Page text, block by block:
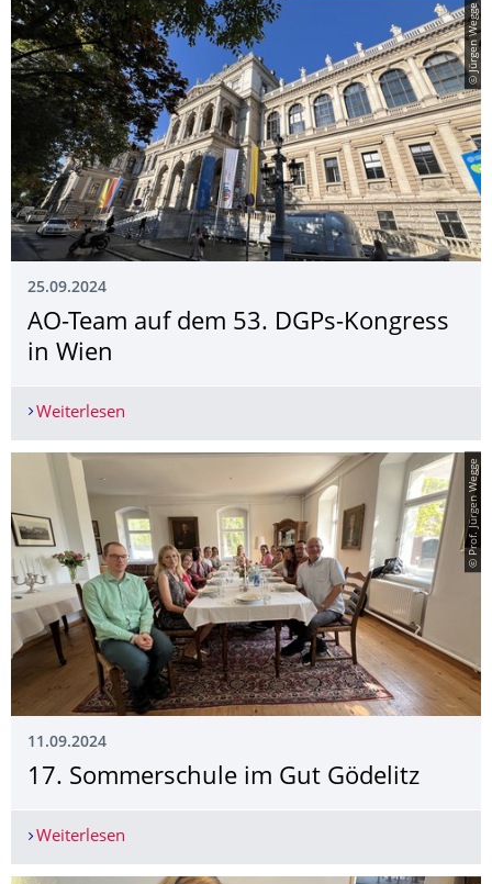
© Jürgen Wegge
25.09.2024
AO-Team auf dem 53. DGPs-Kongress
in Wien
Weiterlesen
© Prof. Jürgen Wegge
11.09.2024
17. Sommerschule im Gut Gödelitz
Weiterlesen